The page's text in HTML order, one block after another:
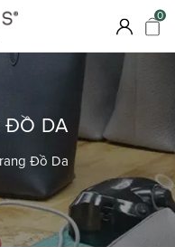
0
ĐỒ DA
Đồ Da